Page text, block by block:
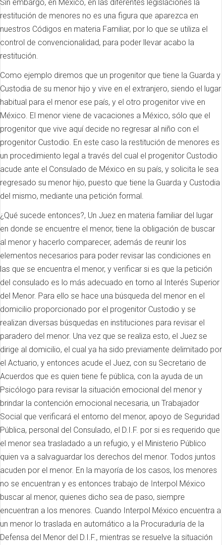
Sin embargo, en México, en las diferentes legislaciones la
restitución de menores no es una figura que aparezca en
nuestros Códigos en materia Familiar, por lo que se utiliza el
control de convencionalidad, para poder llevar acabo la
restitución.
Como ejemplo diremos que un progenitor que tiene la Guarda y
Custodia de su menor hijo y vive en el extranjero, siendo el lugar
habitual para el menor ese país, y el otro progenitor vive en
México. El menor viene de vacaciones a México, sólo que el
progenitor que vive aquí decide no regresar al niño con el
progenitor Custodio. En este caso la restitución de menores es
un procedimiento legal a través del cual el progenitor Custodio
acude ante el Consulado de México en su país, y solicita le sea
regresado su menor hijo, puesto que tiene la Guarda y Custodia
del mismo, mediante una petición formal.
¿Qué sucede entonces?, Un Juez en materia familiar del lugar
en donde se encuentre el menor, tiene la obligación de buscar
al menor y hacerlo comparecer, además de reunir los
elementos necesarios para poder revisar las condiciones en
las que se encuentra el menor, y verificar si es que la petición
del consulado es lo más adecuado en torno al Interés Superior
del Menor. Para ello se hace una búsqueda del menor en el
domicilio proporcionado por el progenitor Custodio y se
realizan diversas búsquedas en instituciones para revisar el
paradero del menor. Una vez que se realiza esto, el Juez se
dirige al domicilio, el cual ya ha sido previamente delimitado por
el Actuario, y entonces acude el Juez, con su Secretario de
Acuerdos que es quien tiene fe pública, con la ayuda de un
Psicólogo para revisar la situación emocional del menor y
brindar la contención emocional necesaria, un Trabajador
Social que verificará el entorno del menor, apoyo de Seguridad
Pública, personal del Consulado, el D.I.F. por si es requerido que
el menor sea trasladado a un refugio, y el Ministerio Público
quien va a salvaguardar los derechos del menor. Todos juntos
acuden por el menor. En la mayoría de los casos, los menores
no se encuentran y es entonces trabajo de Interpol México
buscar al menor, quienes dicho sea de paso, siempre
encuentran a los menores. Cuando Interpol México encuentra a
un menor lo traslada en automático a la Procuraduría de la
Defensa del Menor del D.I.F., mientras se resuelve la situación